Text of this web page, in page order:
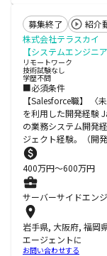
募集終了
紹介
株式会社テラスカイ
【システムエンジニ
リモートワーク
技術試験なし
学歴不問
■必須条件
【Salesforce職】 〈
を利用した開発経験
の業務システム開発
ジェクト経験。（開
400万円〜600万円
サーバーサイドエン
岩手県, 大阪府, 福岡
エージェントに
お問い合わせする